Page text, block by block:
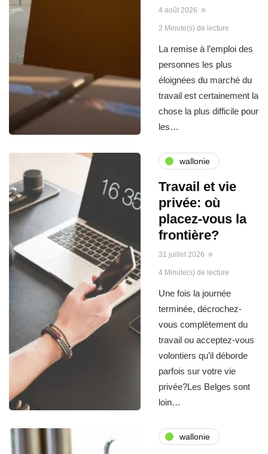
4 août 2026
2 Minute(s) de lecture
La remise à l’emploi des
personnes les plus
éloignées du marché du
travail est certainement la
chose la plus difficile pour
les…
wallonie
Travail et vie
privée: où
placez-vous la
frontière?
31 juillet 2026
4 Minute(s) de lecture
Une fois la journée
terminée, décrochez-
vous complètement du
travail ou acceptez-vous
volontiers qu’il déborde
parfois sur votre vie
privée?Les Belges sont
loin…
wallonie